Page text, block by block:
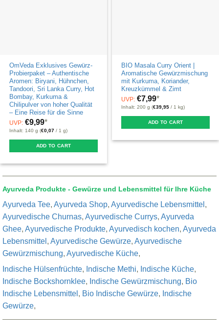
page
OmVeda Exklusives Gewürz-
Probierpaket – Authentische
Aromen: Biryani, Hühnchen,
Tandoori, Sri Lanka Curry, Hot
Bombay, Kurkuma &
Chilipulver von hoher Qualität
– Eine Reise für die Sinne
UVP: €9,99*
Inhalt: 140 g (€0,07 / 1 g)
ADD TO CART
BIO Masala Curry Orient |
Aromatische Gewürzmischung
mit Kurkuma, Koriander,
Kreuzkümmel & Zimt
UVP: €7,99*
Inhalt: 200 g (€39,95 / 1 kg)
ADD TO CART
Ayurveda Produkte - Gewürze und Lebensmittel für Ihre Küche
Ayurveda Tee, Ayurveda Shop, Ayurvedische Lebensmittel ,
Ayurvedische Churnas, Ayurvedische Currys, Ayurveda
Ghee, Ayurvedische Produkte, Ayurvedisch kochen, Ayurveda
Lebensmittel , Ayurvedische Gewürze, Ayurvedische
Gewürzmischung, Ayurvedische Küche,
Indische Hülsenfrüchte, Indische Methi, Indische Küche,
Indische Bockshornklee, Indische Gewürzmischung, Bio
Indische Lebensmittel , Bio Indische Gewürze, Indische
Gewürze,